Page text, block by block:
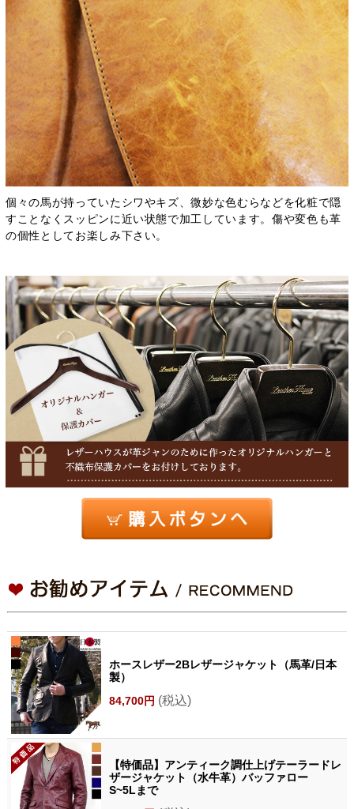
個々の馬が持っていたシワやキズ、微妙な色むらなどを化粧で隠
すことなくスッピンに近い状態で加工しています。傷や変色も革
の個性としてお楽しみ下さい。
ホースレザー2Bレザージャケット（馬革/日本
製）
84,700円 (税込)
【特価品】アンティーク調仕上げテーラードレ
ザージャケット（水牛革）バッファロー
S~5Lまで